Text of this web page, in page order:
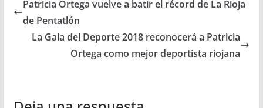
Patricia Ortega vuelve a batir el récord de La Rioja
de Pentatlón
La Gala del Deporte 2018 reconocerá a Patricia
Ortega como mejor deportista riojana